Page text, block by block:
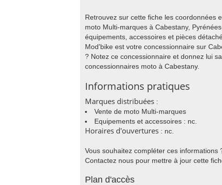
Retrouvez sur cette fiche les coordonnées
moto Multi-marques à Cabestany,
équipements, accessoires et pièces
Mod'bike est votre concessionnaire sur
? Notez ce concessionnaire et donnez lui
concessionnaires moto à Cabestany.
Informations pratiques
Marques distribuées :
Vente de moto Multi-marques
Equipements et accessoires : nc.
Horaires d'ouvertures : nc.
Vous souhaitez compléter ces informations
Contactez nous pour mettre à jour cette
Plan d'accès